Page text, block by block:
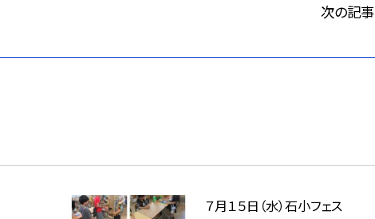
次の記事
７月１５日（水）石小フェス